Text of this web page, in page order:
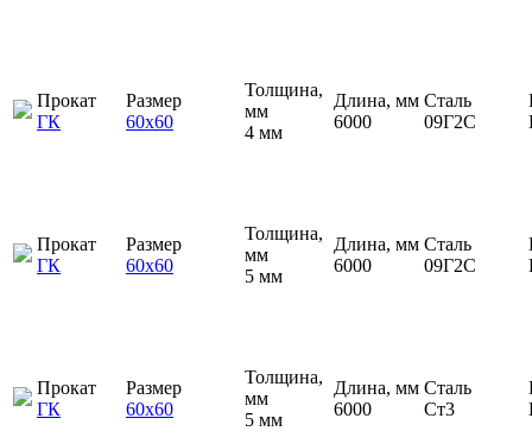
Прокат
ГК
Размер
60х60
Толщина,
мм
4 мм
Длина, мм
6000
Сталь
09Г2С
Прокат
ГК
Размер
60х60
Толщина,
мм
5 мм
Длина, мм
6000
Сталь
09Г2С
Прокат
ГК
Размер
60х60
Толщина,
мм
5 мм
Длина, мм
6000
Сталь
Ст3